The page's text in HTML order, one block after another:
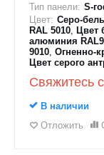
Тип панели: S-
Цвет: Серо-
RAL 5010, Цвет
алюминия
9010, Огненно-
Цвет серого
Свяжитесь
В наличии
Отложить